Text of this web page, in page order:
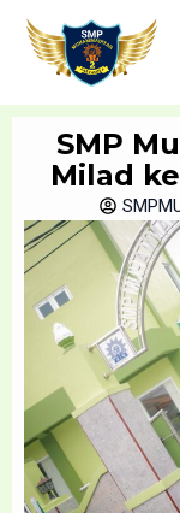
content
SMP
Milad